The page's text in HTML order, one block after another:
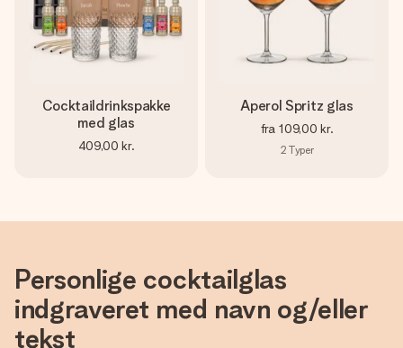
Cocktaildrinkspakke
med glas
409,00 kr.
Aperol Spritz glas
fra 109,00 kr.
2 Typer
Personlige cocktailglas
indgraveret med navn og/eller
tekst